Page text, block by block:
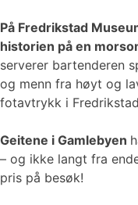
På Fredrikstad
historien på en
serverer bartenderen
og menn fra høyt og
fotavtrykk i
Geitene i Gamlebyen
– og ikke langt fra
pris på besøk!